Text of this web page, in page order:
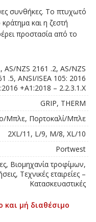
συνθήκες. Το πτυχωτό
και η ζεστή
προστασία από το
AS/NZS 2161 .2, AS/NZS
.5, ANSI/ISEA 105: 2016
+A1:2018 – 2.2.3.1.X
GRIP, THERM
Μπλε, Πορτοκαλί/Μπλε
2XL/11, L/9, M/8, XL/10
Portwest
Βιομηχανία τροφίμων,
Τεχνικές εταιρείες –
Κατασκευαστικές
και μή διαθέσιμο